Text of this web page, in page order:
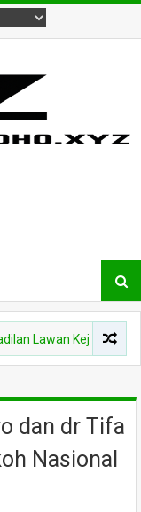
Kejagung dan Polri,
dan dr Tifa
Nasional